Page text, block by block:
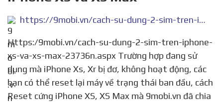
https://9mobi.vn/cach-su-dung-2-sim-tren-iphone-xs-va-xs-max-23736n.aspx
Https:/9mobi.vn/cach-su-dung-2-sim-tren-iphone-
xs-va-xs-max-23736n.aspx Trường hợp đang sử
dụng mà iPhone Xs, Xr bị đơ, không hoạt động, các
bạn có thể reset lại máy về trạng thái ban đầu, cách
Reset cứng iPhone XS, XS Max mà 9mobi.vn đã chia